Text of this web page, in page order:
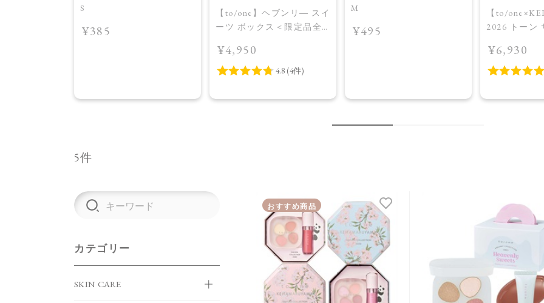
S
¥385
【to/one】ヘブンリ― スイ
ーツ ボックス＜限定品全3
＞Like a Fairy Tale ＆
Salted To
¥4,950
M
¥495
【to/
2026 トーン
A（EX09/
¥6,930
5件
カテゴリー
SKIN CARE
おすすめ商品